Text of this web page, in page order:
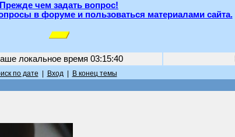
Прежде чем задать вопрос!
в форуме и пользоваться материалами сайта.
локальное время 03:15:40
по дате Вход| В конец темы